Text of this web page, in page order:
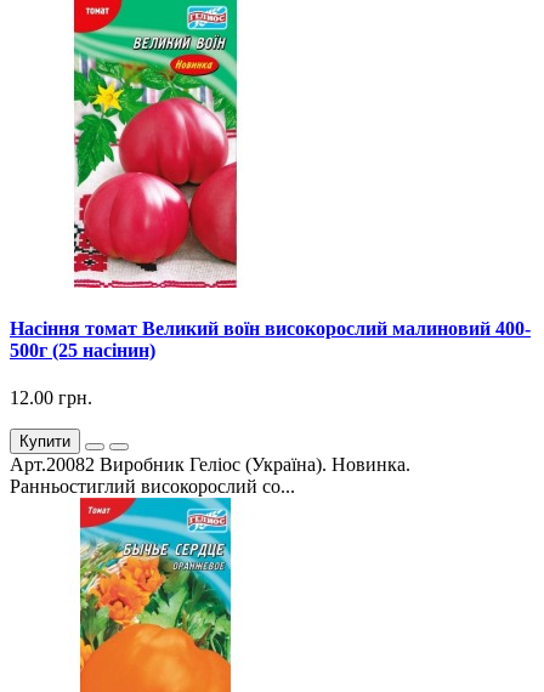
Насіння томат Великий воїн високорослий малиновий 400-
500г (25 насінин)
12.00 грн.
Купити
Арт.20082 Виробник Геліос (Україна). Новинка.
Ранньостиглий високорослий со...